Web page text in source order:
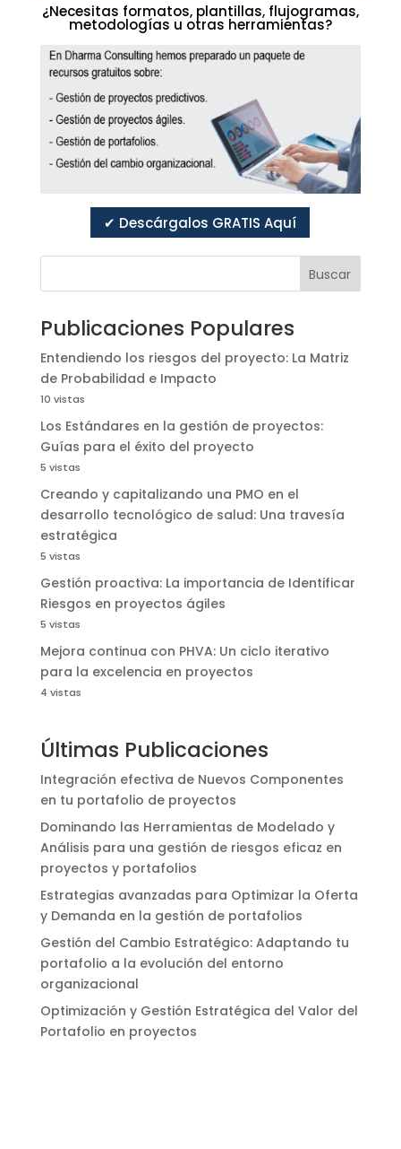
¿Necesitas formatos, plantillas, flujogramas,
metodologías u otras herramientas?
✔ Descárgalos GRATIS Aquí
Buscar
Publicaciones Populares
Entendiendo los riesgos del proyecto: La Matriz
de Probabilidad e Impacto
10 vistas
Los Estándares en la gestión de proyectos:
Guías para el éxito del proyecto
5 vistas
Creando y capitalizando una PMO en el
desarrollo tecnológico de salud: Una travesía
estratégica
5 vistas
Gestión proactiva: La importancia de Identificar
Riesgos en proyectos ágiles
5 vistas
Mejora continua con PHVA: Un ciclo iterativo
para la excelencia en proyectos
4 vistas
Últimas Publicaciones
Integración efectiva de Nuevos Componentes
en tu portafolio de proyectos
Dominando las Herramientas de Modelado y
Análisis para una gestión de riesgos eficaz en
proyectos y portafolios
Estrategias avanzadas para Optimizar la Oferta
y Demanda en la gestión de portafolios
Gestión del Cambio Estratégico: Adaptando tu
portafolio a la evolución del entorno
organizacional
Optimización y Gestión Estratégica del Valor del
Portafolio en proyectos